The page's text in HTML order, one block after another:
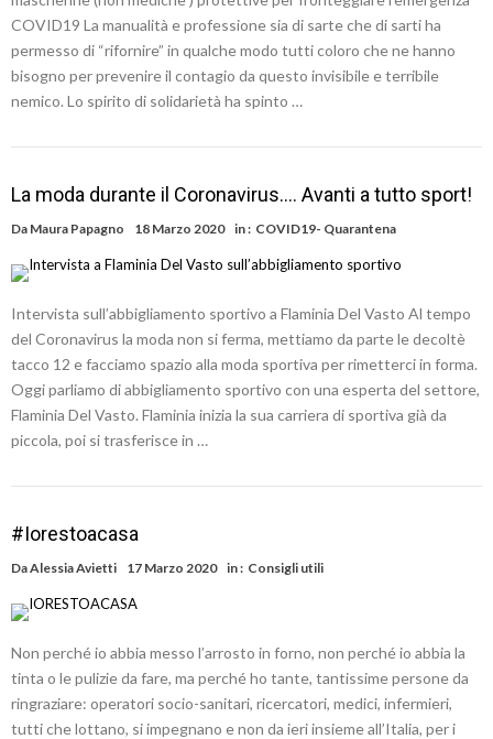
COVID19 La manualità e professione sia di sarte che di sarti ha
permesso di “rifornire” in qualche modo tutti coloro che ne hanno
bisogno per prevenire il contagio da questo invisibile e terribile
nemico. Lo spirito di solidarietà ha spinto …
La moda durante il Coronavirus…. Avanti a tutto sport!
Da Maura Papagno 18 Marzo 2020 in : COVID19- Quarantena
Intervista sull’abbigliamento sportivo a Flaminia Del Vasto Al tempo
del Coronavirus la moda non si ferma, mettiamo da parte le decoltè
tacco 12 e facciamo spazio alla moda sportiva per rimetterci in forma.
Oggi parliamo di abbigliamento sportivo con una esperta del settore,
Flaminia Del Vasto. Flaminia inizia la sua carriera di sportiva già da
piccola, poi si trasferisce in …
#Iorestoacasa
DaAlessia Avietti 17 Marzo 2020 in : Consigli utili
Non perché io abbia messo l’arrosto in forno, non perché io abbia la
tinta o le pulizie da fare, ma perché ho tante, tantissime persone da
ringraziare: operatori socio-sanitari, ricercatori, medici, infermieri,
tutti che lottano, si impegnano e non da ieri insieme all’Italia, per i